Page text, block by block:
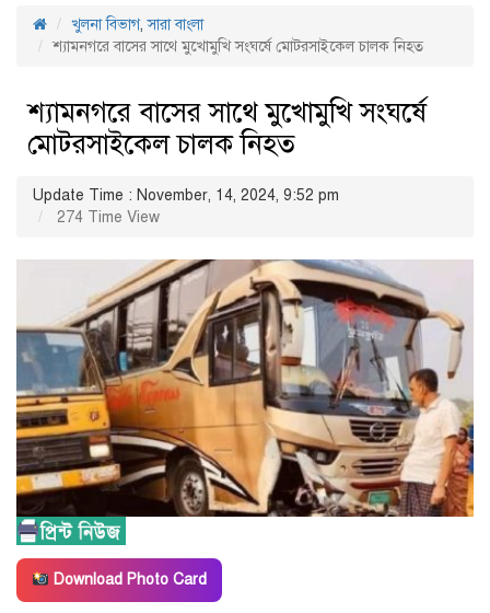
খুলনা বিভাগ,সারা বাংলা
শ্যামনগরে বাসের সাথে মুখোমুখি সংঘর্ষে মোটরসাইকেল চালক নিহত
শ্যামনগরে বাসের সাথে মুখোমুখি সংঘর্ষে
মোটরসাইকেল চালক নিহত
Update Time : November, 14, 2024, 9:52 pm
274 Time View
Download Photo Card